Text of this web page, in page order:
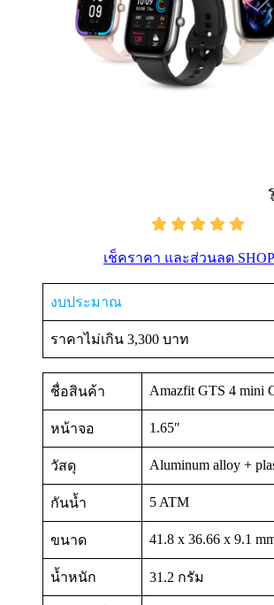
เช็คราคา และส่วนลด
งบประมาณ
ราคาไม่เกิน 3,300 บาท
ชื่อสินค้า Amazfit GTS 4 mini
หน้าจอ 1.65″
วัสดุ Aluminum alloy +
กันน้ำ 5 ATM
ขนาด 41.8 x 36.66 x 9.1
น้ำหนัก 31.2 กรัม